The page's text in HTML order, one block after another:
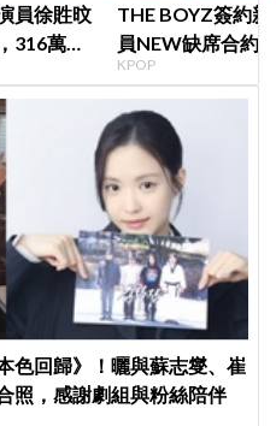
員徐貹旼
316萬舊
！
THE BOYZ簽約
員NEW缺席合約
篇章
KPOP
色回歸》！曬與蘇志燮、崔
照，感謝劇組與粉絲陪伴